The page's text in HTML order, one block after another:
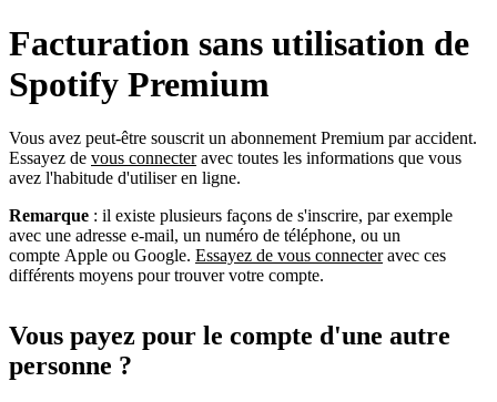
Facturation sans utilisation de
Spotify Premium
Vous avez peut-être souscrit un abonnement Premium par accident.
Essayez de vous connecteravec toutes les informations que vous
avez l'habitude d'utiliser en ligne.
Remarque : il existe plusieurs façons de s'inscrire, par exemple
avec une adresse e-mail, un numéro de téléphone, ou un
compte Apple ou Google. Essayez de vous connecteravec ces
différents moyens pour trouver votre compte.
Vous payez pour le compte d'une autre
personne ?